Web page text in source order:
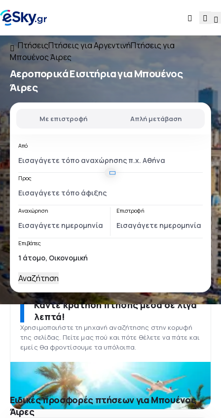
ΠτήσειςΠτήσεις για ΑργεντινήΠτήσεις για
Μπουένος Άιρες
Αεροπορικά Εισιτήρια για Μπουένος
Άιρες
Με επιστροφή Απλή μετάβαση
Από
Προς
Αναχώρηση Επιστροφή
Επιβάτες
Αναζήτηση
Κάντε κράτηση πτήσης μέσα σε λίγα
λεπτά!
Χρησιμοποιήστε τη μηχανή αναζήτησης στην κορυφή
της σελίδας. Πείτε μας πού και πότε θέλετε να πάτε και
εμείς θα φροντίσουμε τα υπόλοιπα.
Ειδικές προσφορές πτήσεων για Μπουένος
Άιρες